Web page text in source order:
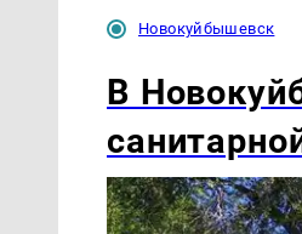
Новокуйбышевск
В